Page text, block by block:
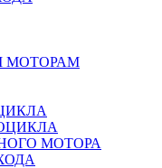
МОТОРАМ
МОТОРА